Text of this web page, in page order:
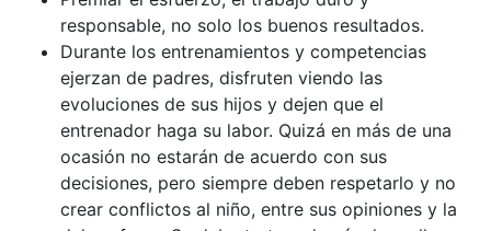
responsable, no solo los buenos resultados.
Durante los entrenamientos y competencias
ejerzan de padres, disfruten viendo las
evoluciones de sus hijos y dejen que el
entrenador haga su labor. Quizá en más de una
ocasión no estarán de acuerdo con sus
decisiones, pero siempre deben respetarlo y no
crear conflictos al niño, entre sus opiniones y la